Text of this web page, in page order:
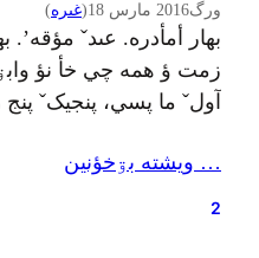
ورگ2016 مارس 18 (غىره)
بهار أمأدره. عىدˇ مؤقه’.
زمت ؤ همه چي خأ نؤ
آولˇ ما پسي، پنجيکˇ
نميرم پئيزه جمع کۊنم
زۊمۊسسؤن بي محاله مۊ
… ويشته بۊخؤنين
2